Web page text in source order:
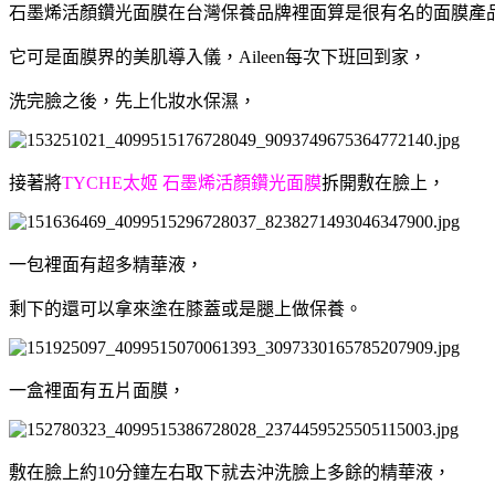
石墨烯活顏鑽光面膜在台灣保養品牌裡面算是很有名的面膜產
它可是面膜界的美肌導入儀，Aileen每次下班回到家，
洗完臉之後， 先上化妝水保濕，
接著將TYCHE太姬 石墨烯活顏鑽光面膜拆開敷在臉上，
一包裡面有超多精華液，
剩下的還可以拿來塗在膝蓋或是腿上做保養。
一盒裡面有五片面膜，
敷在臉上約10分鐘左右取下就去沖洗臉上多餘的精華液，